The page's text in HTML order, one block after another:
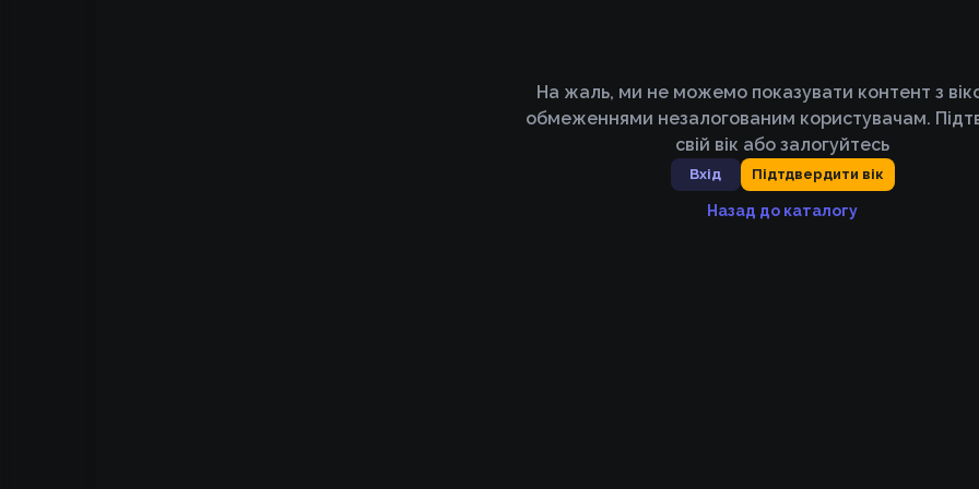
На жаль, ми не можемо показувати контент з
обмеженнями незалогованим користувачам.
свій вік або залогуйтесь
Вхід Підтдвердити вік
Назад до каталогу